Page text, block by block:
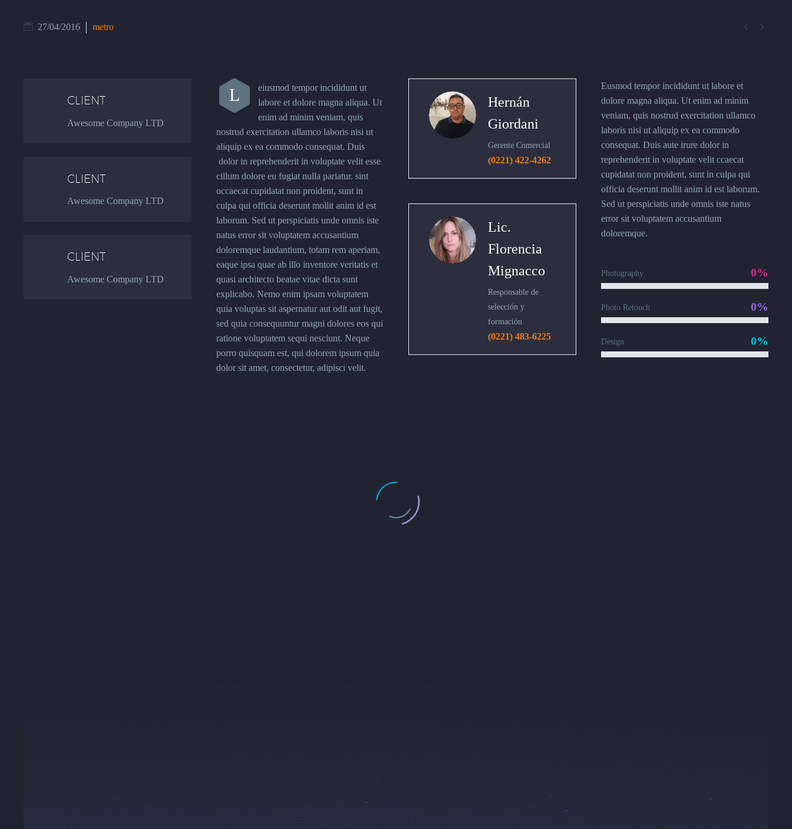
 
27/04/2016 metro
CLIENT
Awesome Company LTD
CLIENT
Awesome Company LTD
CLIENT
Awesome Company LTD
L
eiusmod tempor incididunt ut
labore et dolore magna aliqua. Ut
enim ad minim veniam, quis
nostrud exercitation ullamco laboris nisi ut
aliquip ex ea commodo consequat. Duis
dolor in reprehenderit in voluptate velit esse
cillum dolore eu fugiat nulla pariatur. sint
occaecat cupidatat non proident, sunt in
culpa qui officia deserunt mollit anim id est
laborum. Sed ut perspiciatis unde omnis iste
natus error sit voluptatem accusantium
doloremque laudantium, totam rem aperiam,
eaque ipsa quae ab illo inventore veritatis et
quasi architecto beatae vitae dicta sunt
explicabo. Nemo enim ipsam voluptatem
quia voluptas sit aspernatur aut odit aut fugit,
sed quia consequuntur magni dolores eos qui
ratione voluptatem sequi nesciunt. Neque
porro quisquam est, qui dolorem ipsum quia
dolor sit amet, consectetur, adipisci velit.
Hernán
Giordani
Gerente Comercial
(0221) 422-4262
Lic.
Florencia
Mignacco
Responsable de
selección y
formación
(0221) 483-6225
Eusmod tempor incididunt ut labore et
dolore magna aliqua. Ut enim ad minim
veniam, quis nostrud exercitation ullamco
laboris nisi ut aliquip ex ea commodo
consequat. Duis aute irure dolor in
reprehenderit in voluptate velit ccaecat
cupidatat non proident, sunt in culpa qui
officia deserunt mollit anim id est laborum.
Sed ut perspiciatis unde omnis iste natus
error sit voluptatem accusantium
doloremque.
Photography 0%
Photo Retouch 0%
Design 0%